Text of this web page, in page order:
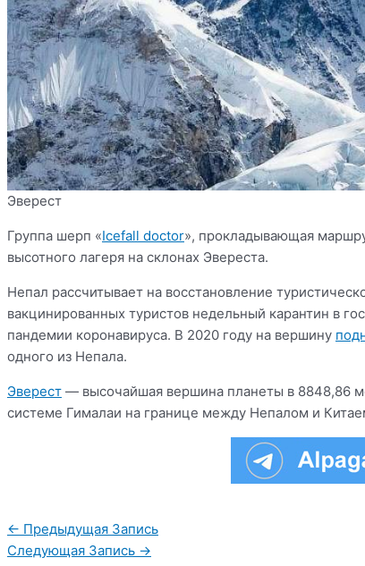
Эверест
Группа шерп «Icefall doctor», прокладывающая
высотного лагеря на склонах Эвереста.
Непал рассчитывает на восстановление
вакцинированных туристов недельный карантин в
пандемии коронавируса. В 2020 году на вершину
одного из Непала.
Эверест — высочайшая вершина планеты в 8848,86
системе Гималаи на границе между Непалом и
Навигация
по
← Предыдущая Запись
Следующая Запись →